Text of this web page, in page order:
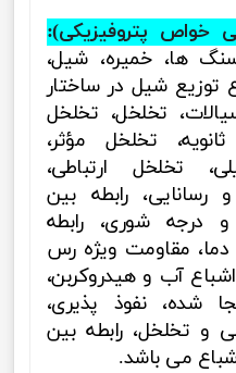
خواص پتروفیزیکی):
ها، خمیره، شیل،
توزیع شیل در ساختار
تخلخل، تخلخل
تخلخل مؤثر،
تخلخل ارتباطی،
رسانایی، رابطه بین
درجه شوری، رابطه
مقاومت ویژه رس
اشباع آب و هیدروکربن،
شده، نفوذ پذیری،
و تخلخل، رابطه بین
می باشد.